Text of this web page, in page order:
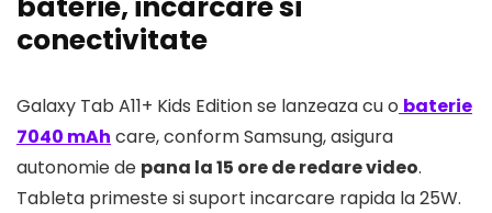
conectivitate
Galaxy Tab A11+ Kids Edition se lanzeaza cu o baterie
7040 mAh care, conform Samsung, asigura
autonomie de pana la 15 ore de redare video.
Tableta primeste si suport incarcare rapida la 25W.